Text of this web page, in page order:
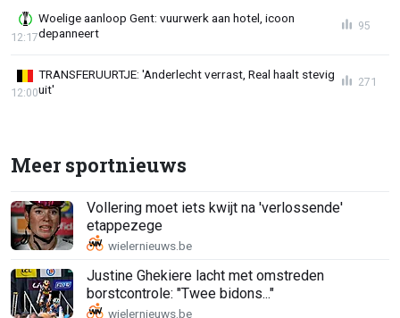
Woelige aanloop Gent: vuurwerk aan hotel, icoon
depanneert
12:17
95
TRANSFERUURTJE: 'Anderlecht verrast, Real haalt stevig
uit'
12:00
271
Meer sportnieuws
Vollering moet iets kwijt na 'verlossende'
etappezege
Justine Ghekiere lacht met omstreden
borstcontrole: "Twee bidons..."